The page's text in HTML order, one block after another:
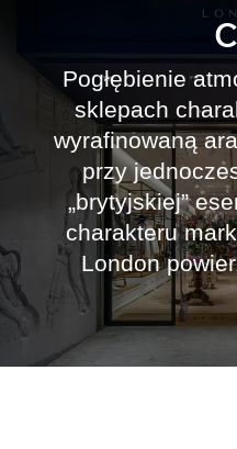
Pogłębienie
sklepach
wyrafinowaną
przy
„brytyjskiej”
charakteru
London